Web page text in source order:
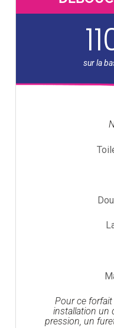
Pour ce
installation un
pression, un